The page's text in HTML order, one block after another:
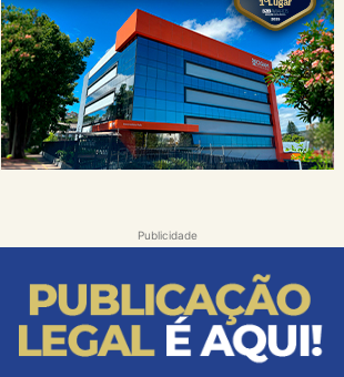
Publicidade